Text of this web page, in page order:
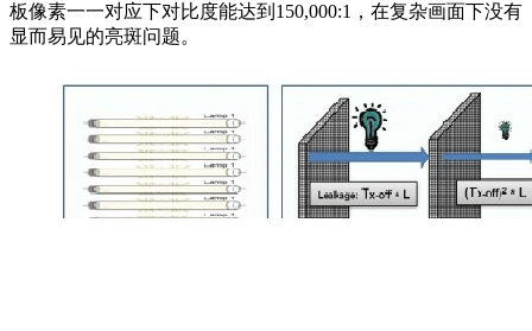
板像素一一对应下对比度能达到150,000:1，在复杂画面下没有
显而易见的亮斑问题。